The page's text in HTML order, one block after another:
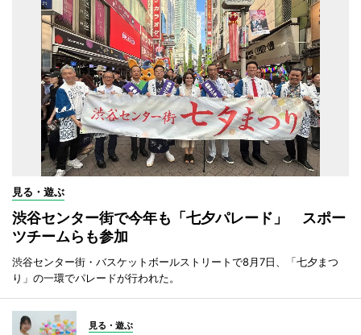
見る・遊ぶ
渋谷センター街で今年も「七夕パレード」 スポー
ツチームらも参加
渋谷センター街・バスケットボールストリートで8月7日、「七夕まつ
り」の一環でパレードが行われた。
見る・遊ぶ